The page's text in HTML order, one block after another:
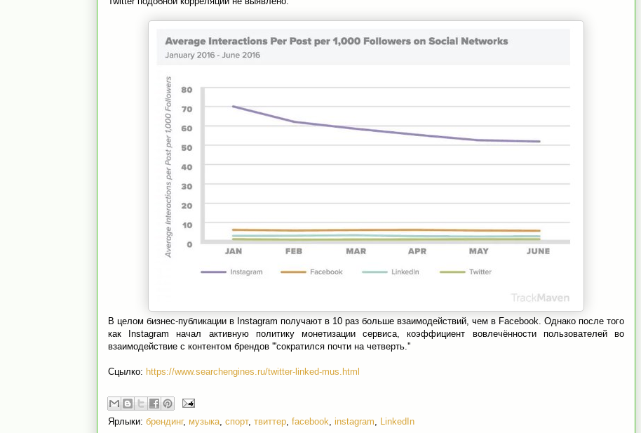
В целом бизнес-публикации в Instagram получают в 10 раз больше взаимодействий, чем в Facebook. Однако после того
как Instagram начал активную политику монетизации сервиса, коэффициент вовлечённости пользователей во
взаимодействие с контентом брендов '''сократился почти на четверть.''
Сцылко: https://www.searchengines.ru/twitter-linked-mus.html
Ярлыки: брендинг, музыка спорт, твиттер facebook instagram LinkedIn